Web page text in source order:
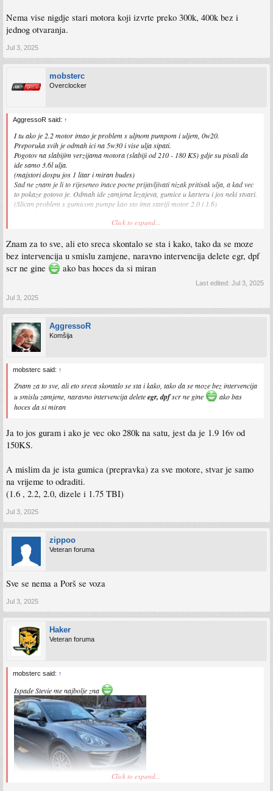
Nema vise nigdje stari motora koji izvrte preko 300k, 400k bez i
jednog otvaranja.
Jul 3, 2025
mobsterc
Overclocker
AggressoR said: ↑
I tu ako je 2.2 motor imao je problem s uljnom pumpom i uljem, 0w20.
Preporuka svih je odmah ici na 5w30 i vise ulja sipati.
Pogotov na slabijim verzijama motora (slabiji od 210 - 180 KS) gdje su pisali da
ide samo 3.6l ulja.
(majstori dospu jos 1 litar i miran budes)
Sad ne znam je li to rijeseneo inace pocne prijavljivati nizak pritisak ulja, a kad vec
to pokaze gotovo je. Odmah ide zamjena lezajeva, gumice u karteru i jos neki stvari.
(Slican problem s gumicom pumpe kao sto ima stariji motor 2.0 i 1.6)
Click to expand...
Znam za to sve, ali eto sreca skontalo se sta i kako, tako da se moze
bez intervencija u smislu zamjene, naravno intervencija delete egr, dpf
scr ne gine
ako bas hoces da si miran
Last edited: Jul 3, 2025
Jul 3, 2025
AggressoR
Komšija
mobsterc said: ↑
Znam za to sve, ali eto sreca skontalo se sta i kako, tako da se moze bez intervencija
u smislu zamjene, naravno intervencija deleteegr, dpfscr ne gine
ako bas
hoces da si miran
Ja to jos guram i ako je vec oko 280k na satu, jest da je 1.9 16v od
150KS.
A mislim da je ista gumica (prepravka) za sve motore, stvar je samo
na vrijeme to odraditi.
(1.6 , 2.2, 2.0, dizele i 1.75 TBI)
Jul 3, 2025
zippoo
Veteran foruma
Sve se nema a Porš se voza
Jul 3, 2025
Haker
Veteran foruma
mobsterc said: ↑
Ispade Stevie me najbolje zna
Click to expand...